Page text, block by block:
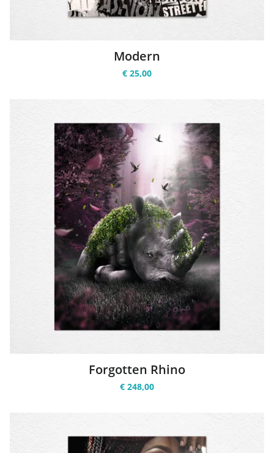
Modern
€ 25,00
Forgotten Rhino
€ 248,00